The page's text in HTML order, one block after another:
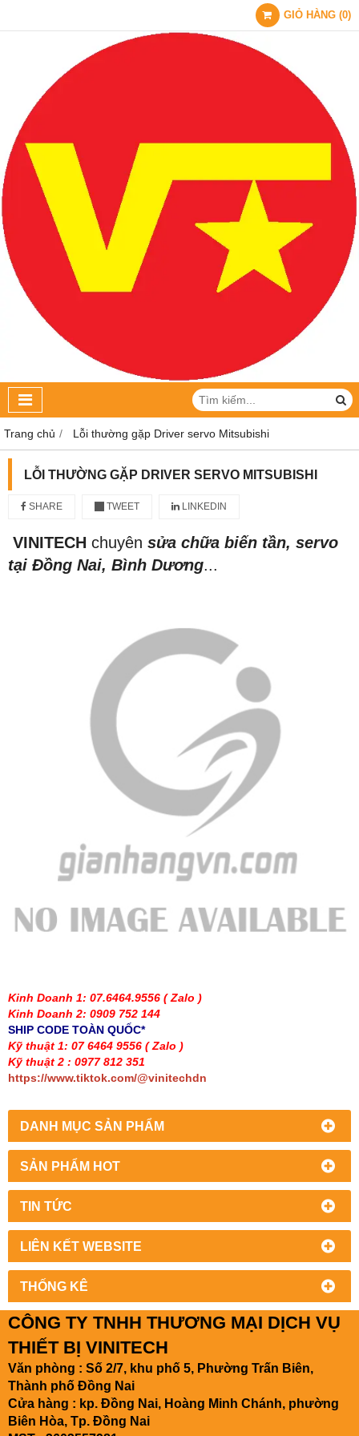
GIỎ HÀNG (0)
Trang chủ Lỗi thường gặp Driver servo Mitsubishi
Kinh Doanh 1: 07.6464.9556 ( Zalo )
Kinh Doanh 2: 0909 752 144
SHIP CODE TOÀN QUỐC*
Kỹ thuật 1: 07 6464 9556 ( Zalo )
Kỹ thuật 2 : 0977 812 351
https://www.tiktok.com/@vinitechdn
DANH MỤC SẢN PHẨM
SẢN PHẨM HOT
TIN TỨC
LIÊN KẾT WEBSITE
THỐNG KÊ
LỖI THƯỜNG GẶP DRIVER SERVO MITSUBISHI
SHARE TWEET LINKEDIN
VINITECH chuyên sửa chữa biến tần, servo
tại Đồng Nai, Bình Dương...
CÔNG TY TNHH THƯƠNG MẠI DỊCH VỤ
THIẾT BỊ VINITECH
Văn phòng : Số 2/7, khu phố 5, Phường Trấn Biên,
Thành phố Đồng Nai
Cửa hàng : kp. Đồng Nai, Hoàng Minh Chánh, phường
Biên Hòa, Tp. Đồng Nai